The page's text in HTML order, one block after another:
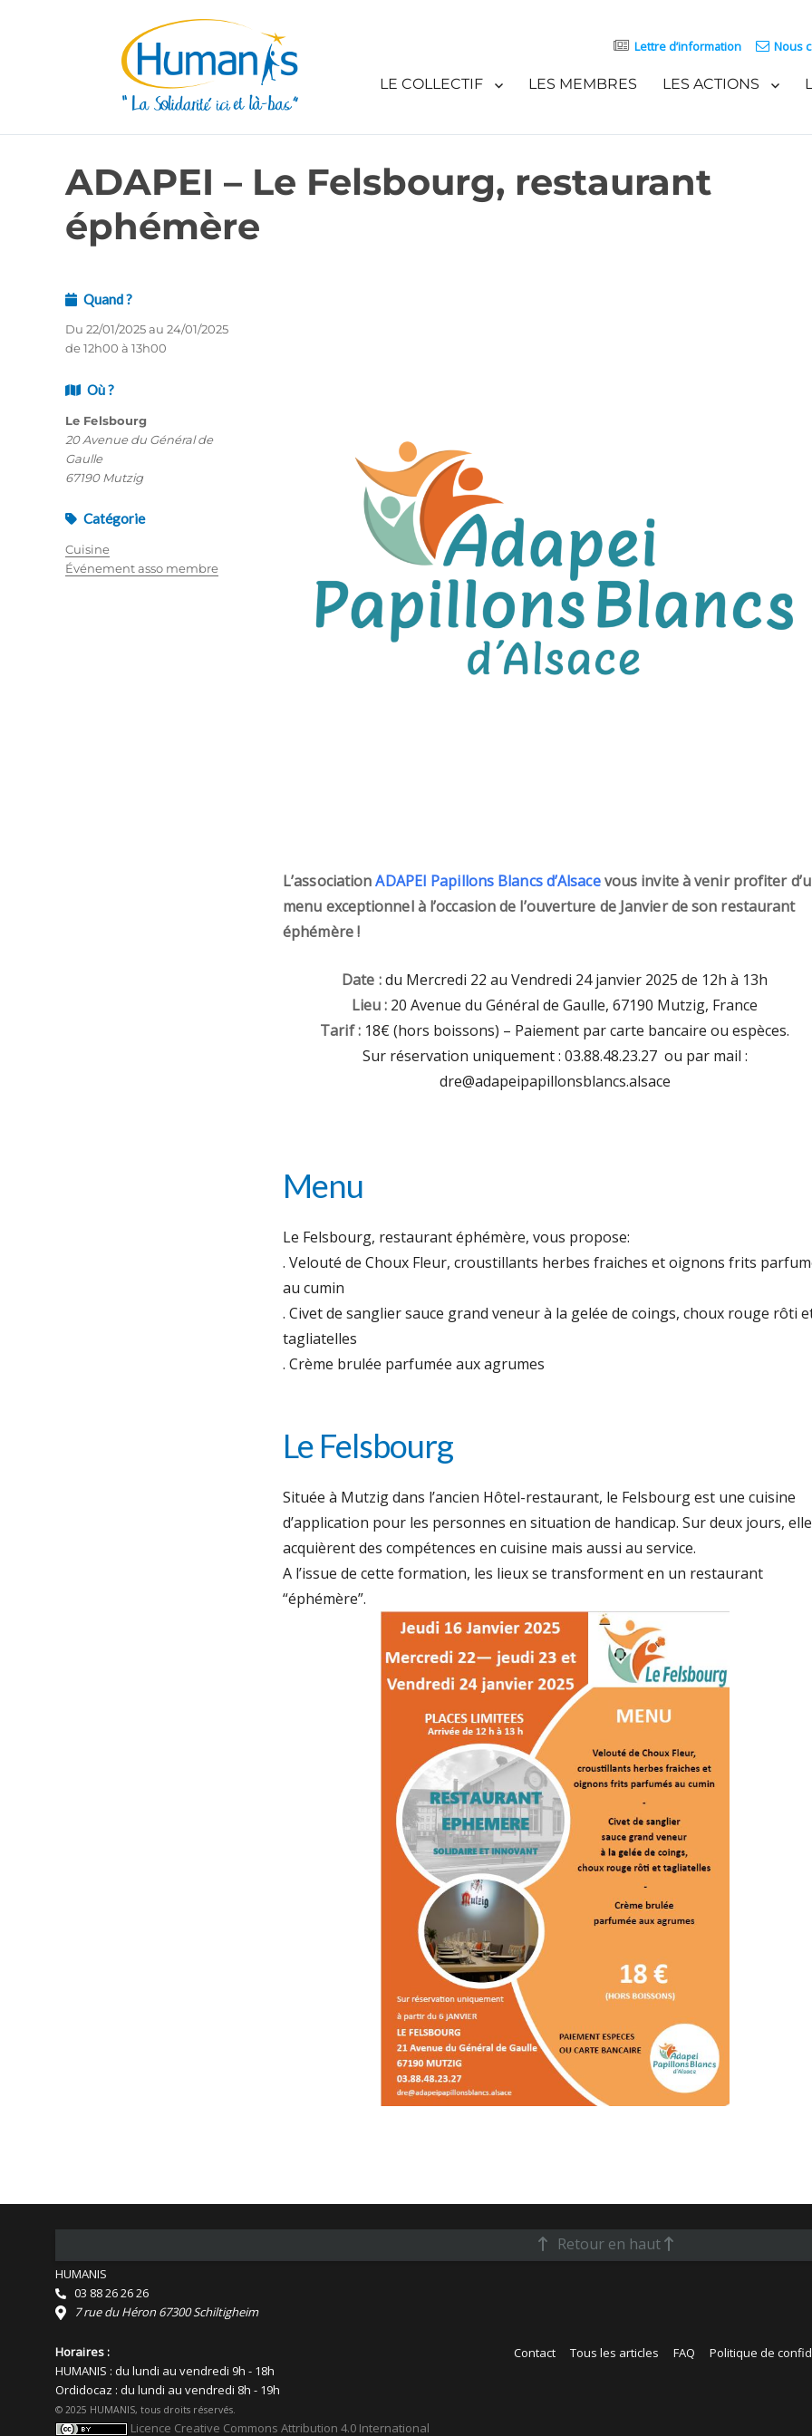
Lettre d’information Nous
LE COLLECTIF LES MEMBRES LES ACTIONS
ADAPEI – Le Felsbourg, restaurant
éphémère
L’associationADAPEI Papillons Blancs d’Alsacevous invite à venir profiter
menu exceptionnel à l’occasion de l’ouverture de Janvier de son restaurant
éphémère !
Date :du Mercredi 22 au Vendredi 24 janvier 2025 de 12h à 13h
Lieu : 20 Avenue du Général de Gaulle, 67190 Mutzig, France
Tarif :18€ (hors boissons) – Paiement par carte bancaire ou espèces.
Sur réservation uniquement : 03.88.48.23.27 ou par mail :
dre@adapeipapillonsblancs.alsace
Menu
Le Felsbourg, restaurant éphémère, vous propose:
. Velouté de Choux Fleur, croustillants herbes fraiches et oignons frits
au cumin
. Civet de sanglier sauce grand veneur à la gelée de coings, choux rouge rôti
tagliatelles
. Crème brulée parfumée aux agrumes
Le Felsbourg
Située à Mutzig dans l’ancien Hôtel-restaurant, le Felsbourg est une cuisine
d’application pour les personnes en situation de handicap. Sur deux jours,
acquièrent des compétences en cuisine mais aussi au service.
A l’issue de cette formation, les lieux se transforment en un restaurant
“éphémère”.
Quand ?
Du 22/01/2025 au 24/01/2025
de 12h00 à 13h00
Où ?
Le Felsbourg
20 Avenue du Général de
Gaulle
67190 Mutzig
Catégorie
Cuisine
Événement asso membre
Retour en haut
Contact Tous les articles FAQ Politique de
HUMANIS
03 88 26 26 26
7 rue du Héron 67300 Schiltigheim
Horaires :
HUMANIS : du lundi au vendredi 9h - 18h
Ordidocaz : du lundi au vendredi 8h - 19h
© 2025 HUMANIS, tous droits réservés.
Licence Creative Commons Attribution 4.0 International